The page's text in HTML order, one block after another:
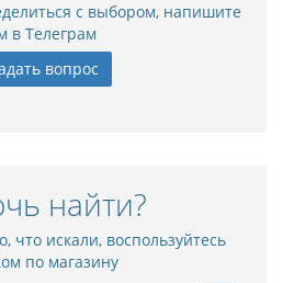
с выбором, напишите
в Телеграм
вопрос
найти?
что искали, воспользуйтесь
по магазину